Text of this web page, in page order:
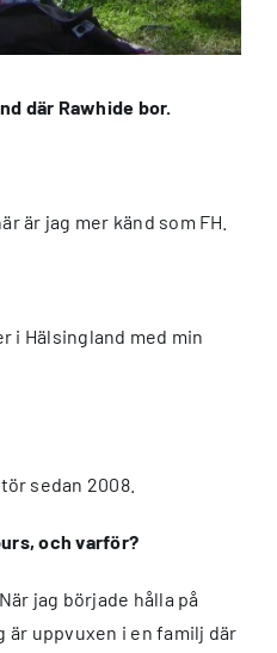
där Rawhide bor.
är jag mer känd som FH.
i Hälsingland med min
sedan 2008.
och varför?
jag började hålla på
är uppvuxen i en familj där